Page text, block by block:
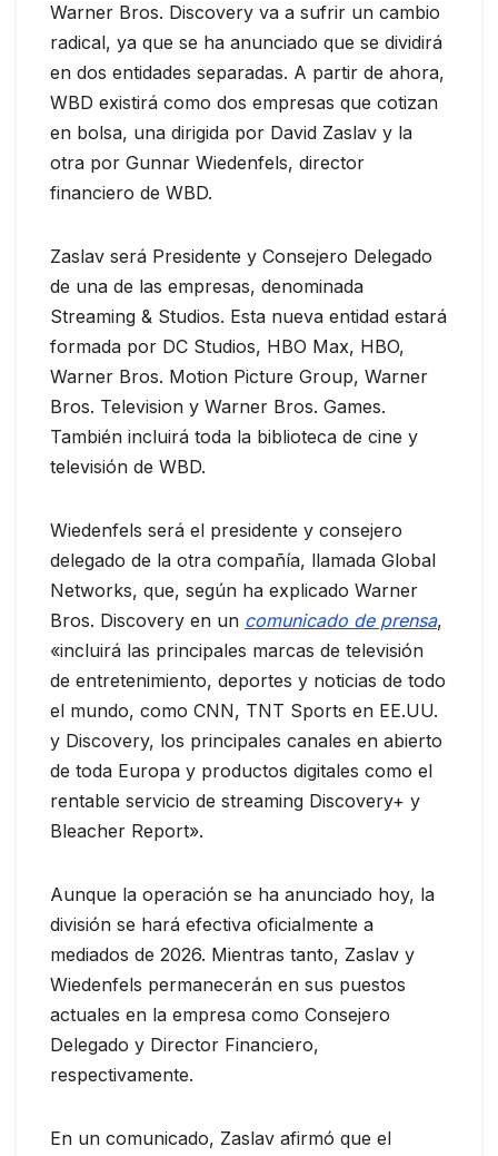
Warner Bros. Discovery va a sufrir un cambio
radical, ya que se ha anunciado que se dividirá
en dos entidades separadas. A partir de ahora,
WBD existirá como dos empresas que cotizan
en bolsa, una dirigida por David Zaslav y la
otra por Gunnar Wiedenfels, director
financiero de WBD.
Zaslav será Presidente y Consejero Delegado
de una de las empresas, denominada
Streaming & Studios. Esta nueva entidad estará
formada por DC Studios, HBO Max, HBO,
Warner Bros. Motion Picture Group, Warner
Bros. Television y Warner Bros. Games.
También incluirá toda la biblioteca de cine y
televisión de WBD.
Wiedenfels será el presidente y consejero
delegado de la otra compañía, llamada Global
Networks, que, según ha explicado Warner
Bros. Discovery en un comunicado de prensa,
«incluirá las principales marcas de televisión
de entretenimiento, deportes y noticias de todo
el mundo, como CNN, TNT Sports en EE.UU.
y Discovery, los principales canales en abierto
de toda Europa y productos digitales como el
rentable servicio de streaming Discovery+ y
Bleacher Report».
Aunque la operación se ha anunciado hoy, la
división se hará efectiva oficialmente a
mediados de 2026. Mientras tanto, Zaslav y
Wiedenfels permanecerán en sus puestos
actuales en la empresa como Consejero
Delegado y Director Financiero,
respectivamente.
En un comunicado, Zaslav afirmó que el